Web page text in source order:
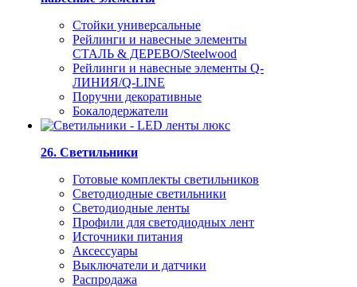
Стойки универсальные
Рейлинги и навесные элементы
СТАЛЬ & ДЕРЕВО/Steelwood
Рейлинги и навесные элементы Q-
ЛИНИЯ/Q-LINE
Поручни декоративные
Бокалодержатели
26. Светильники
Готовые комплекты светильников
Светодиодные светильники
Светодиодные ленты
Профили для светодиодных лент
Источники питания
Аксессуары
Выключатели и датчики
Распродажа